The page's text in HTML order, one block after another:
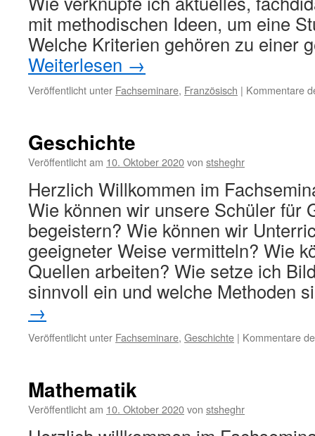
mit methodischen Ideen, um eine
Welche Kriterien gehören zu einer
Weiterlesen →
Veröffentlicht unter Fachseminare, Französisch | Kommentare
Geschichte
Veröffentlicht am 10. Oktober 2020von stsheghr
Herzlich Willkommen im
Wie können wir unsere Schüler für
begeistern? Wie können wir
geeigneter Weise vermitteln? Wie
Quellen arbeiten? Wie setze ich
sinnvoll ein und welche Methoden
→
Veröffentlicht unter Fachseminare, Geschichte | Kommentare
Mathematik
Veröffentlicht am 10. Oktober 2020von stsheghr